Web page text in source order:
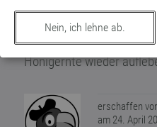
Nein, ich lehne ab.
Es wurde bereits im
Es gibt Bestrebungen,
Honigernte wieder
erschaffen
am 24. April